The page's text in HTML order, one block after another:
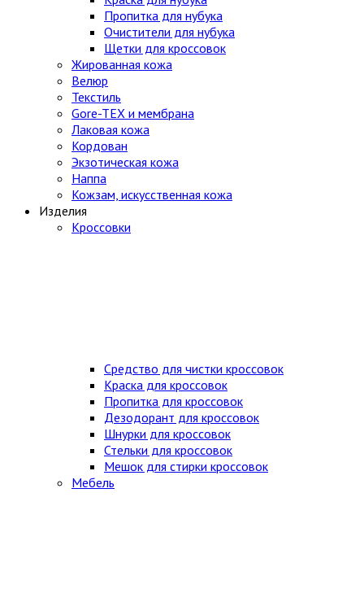
Пропитка для нубука
Очистители для нубука
Щетки для кроссовок
Жированная кожа
Велюр
Текстиль
Gore-TEX и мембрана
Лаковая кожа
Кордован
Экзотическая кожа
Наппа
Кожзам, искусственная кожа
Изделия
Кроссовки
Средство для чистки кроссовок
Краска для кроссовок
Пропитка для кроссовок
Дезодорант для кроссовок
Шнурки для кроссовок
Стельки для кроссовок
Мешок для стирки кроссовок
Мебель